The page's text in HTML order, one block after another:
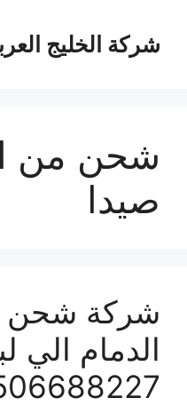
المحتوىشركة الخليج
شحن من
صيدا
شركة
الدمام الي